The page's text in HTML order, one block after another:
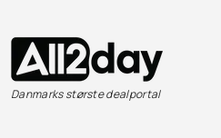
Danmarks største dealportal